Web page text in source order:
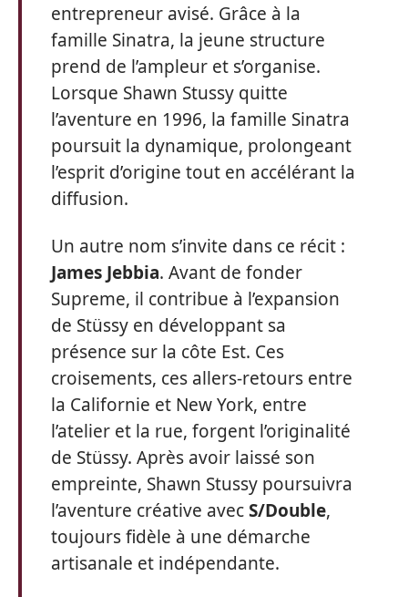
entrepreneur avisé. Grâce à la
famille Sinatra, la jeune structure
prend de l’ampleur et s’organise.
Lorsque Shawn Stussy quitte
l’aventure en 1996, la famille Sinatra
poursuit la dynamique, prolongeant
l’esprit d’origine tout en accélérant la
diffusion.
Un autre nom s’invite dans ce récit :
James Jebbia. Avant de fonder
Supreme, il contribue à l’expansion
de Stüssy en développant sa
présence sur la côte Est. Ces
croisements, ces allers-retours entre
la Californie et New York, entre
l’atelier et la rue, forgent l’originalité
de Stüssy. Après avoir laissé son
empreinte, Shawn Stussy poursuivra
l’aventure créative avecS/Double,
toujours fidèle à une démarche
artisanale et indépendante.